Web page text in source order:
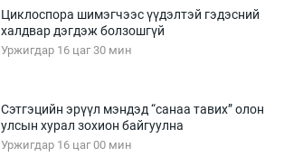
Циклоспора шимэгчээс үүдэлтэй гэдэсний
халдвар дэгдэж болзошгүй
Уржигдар 16 цаг 30 мин
Сэтгэцийн эрүүл мэндэд “санаа тавих” олон
улсын хурал зохион байгуулна
Уржигдар 16 цаг 00 мин